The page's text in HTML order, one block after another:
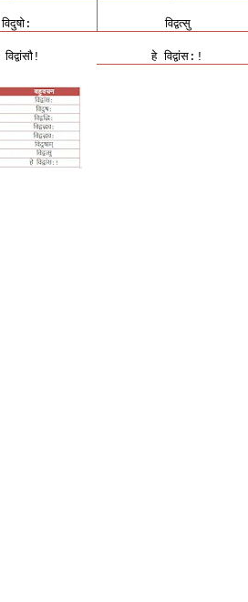
विदुषो:
विद्वत्सु
विद्वांसौ ! हे विद्वांस:!